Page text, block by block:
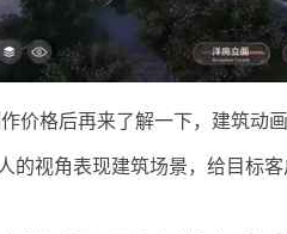
价格后再来了解一下，建筑动
的视角表现建筑场景，给目标